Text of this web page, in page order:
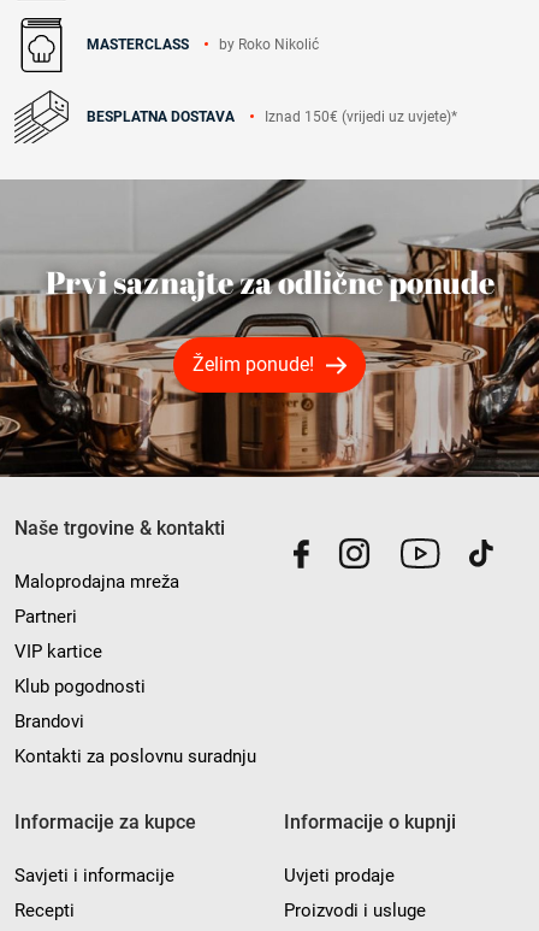
MASTERCLASS by Roko Nikolić
BESPLATNA DOSTAVA Iznad 150€ (vrijedi uz uvjete)*
Prvi saznajte za odlične ponude
Želim ponude!
Naše trgovine & kontakti
Maloprodajna mreža
Partneri
VIP kartice
Klub pogodnosti
Brandovi
Kontakti za poslovnu suradnju
Informacije za kupce
Savjeti i informacije
Recepti
Informacije o kupnji
Uvjeti prodaje
Proizvodi i usluge